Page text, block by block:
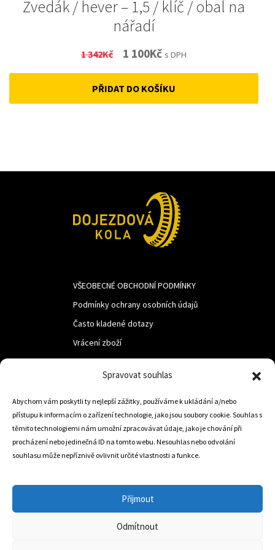
Spravovat souhlas
Abychom vám poskytli ty nejlepší zážitky, používáme k ukládání a/nebo
přístupu k informacím o zařízení technologie, jako jsou soubory cookie. Souhlas s
těmito technologiemi nám umožní zpracovávat údaje, jako je chování při
procházení nebo jedinečná ID na tomto webu. Nesouhlas nebo odvolání
souhlasu může nepříznivě ovlivnit určité vlastnosti a funkce.
Přijmout
Odmítnout
Zvedák / hever – 1,5 / klíč / obal na
nářadí
1 342Kč
Original
price
was:
1 100KčCurrent
price
is:
s DPH
PŘIDAT DO KOŠÍKU
VŠEOBECNÉ OBCHODNÍ PODMÍNKY
Podmínky ochrany osobních údajů
Často kladené dotazy
Vrácení zboží
LUF s.r.o.
Nám. M.R.Štefanika 518,
Trstená 02801
info@dojezdovakola.com